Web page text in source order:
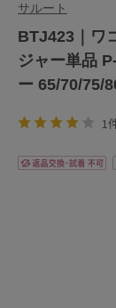
サルート
BTJ423｜ワ
ジャー単品
ー 65/70/75/
1